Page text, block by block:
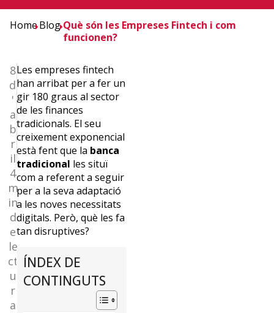
HomeBlog Què són les Empreses Fintech i com
funcionen?
8
d
'
a
b
r
il
4
m
in
d
e
le
ct
u
r
a
Les empreses fintech
han arribat per a fer un
gir 180 graus al sector
de les finances
tradicionals. El seu
creixement exponencial
està fent que la banca
tradicional les situï
com a referent a seguir
per a la seva adaptació
a les noves necessitats
digitals. Però, què les fa
tan disruptives?
ÍNDEX DE
CONTINGUTS